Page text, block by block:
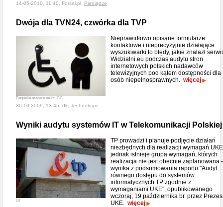
14-05-2010, 11:40, Forsal.pl, Pieniądze
Dwója dla TVN24, czwórka dla TVP
Daquella manera na lic. CC
Nieprawidłowo opisane formularze
kontaktowe i nieprecyzyjnie działające
wyszukiwarki to błędy, jakie znalazł
Widzialni.eu podczas audytu stron
internetowych polskich nadawców
telewizyjnych pod kątem dostępności dla
osób niepełnosprawnych. więcej
30-10-2009, 13:45, dk, Technologie
Wyniki audytu systemów IT w Telekomunikacji Polskiej
DI
TP prowadzi i planuje podjęcie działań
niezbędnych dla realizacji wymagań
jednak istnieje grupa wymagań, których
realizacja nie jest obecnie zaplanowana -
wynika z podsumowania raportu "Audyt
równego dostępu do systemów
informatycznych TP zgodnie z
wymaganiami UKE", opublikowanego
wczoraj, 19 października br. przez
UKE. więcej